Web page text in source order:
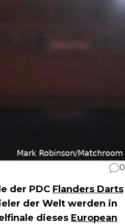
0
der PDC Flanders Darts
der Welt werden in
dieses European